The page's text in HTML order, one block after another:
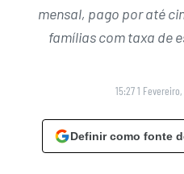
mensal, pago por até
famílias com taxa de
15:27 1
Definir como fonte